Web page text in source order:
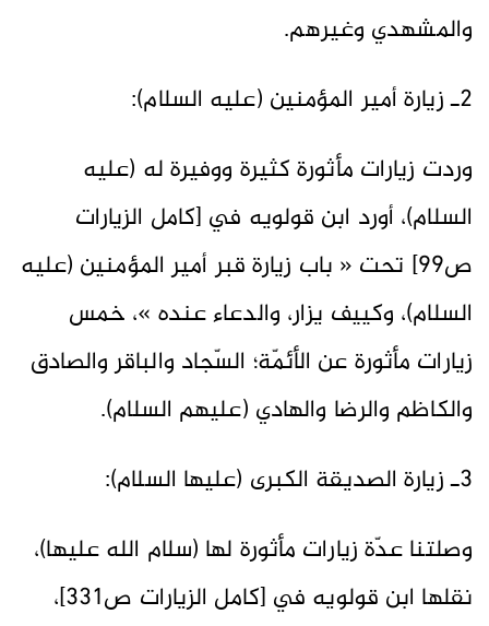
والمشهدي وغيرهم.
2ـ زيارة أمير المؤمنين (عليه السلام):
وردت زيارات مأثورة كثيرة ووفيرة له (عليه
السلام)، أورد ابن قولويه في [كامل الزيارات
ص99] تحت « باب زيارة قبر أمير المؤمنين (عليه
السلام)، وكييف يزار، والدعاء عنده »، خمس
زيارات مأثورة عن الأئمّة؛ السّجاد والباقر والصادق
والكاظم والرضا والهادي (عليهم السلام).
3ـ زيارة الصديقة الكبرى (عليها السلام):
وصلتنا عدّة زيارات مأثورة لها (سلام الله عليها)،
نقلها ابن قولويه في [كامل الزيارات ص331]،